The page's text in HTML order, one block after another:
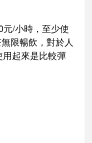
/小時，至少使
限暢飲，對於人
起來是比較彈